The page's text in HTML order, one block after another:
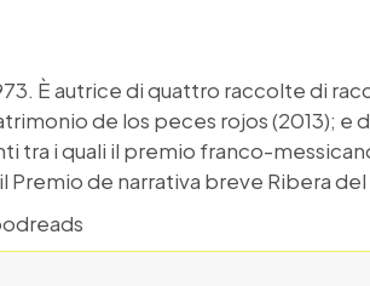
È autrice di quattro raccolte di
de los peces rojos (2013); e
tra i quali il premio franco-
de narrativa breve Ribera del